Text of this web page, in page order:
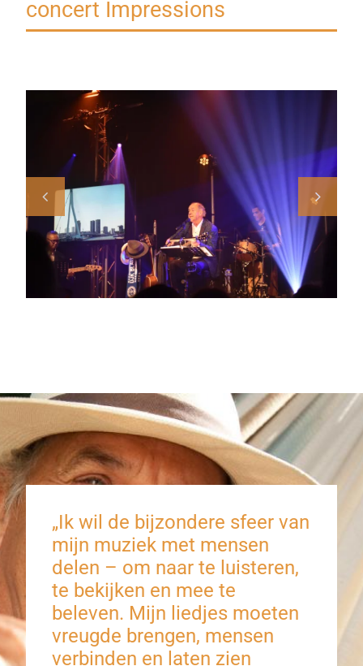
concert Impressions
„Ik wil de bijzondere sfeer van
mijn muziek met mensen
delen – om naar te luisteren,
te bekijken en mee te
beleven. Mijn liedjes moeten
vreugde brengen, mensen
verbinden en laten zien